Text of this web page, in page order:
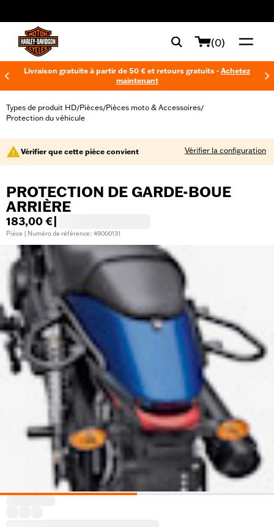
(0)
Livraison gratuite à partir de 50 € et retours gratuits - Achetez
maintenant
Types de produit HD/Pièces/Pièces moto & Accessoires/
Protection du véhicule
Vérifier que cette pièce convient Vérifier la configuration
PROTECTION DE GARDE-BOUE
ARRIÈRE
183,00 €
Pièce | Numéro de référence : 49000131